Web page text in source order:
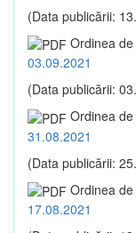
(Data publicării:
Ordinea
03.09.2021
(Data publicării:
Ordinea
31.08.2021
(Data publicării:
Ordinea
17.08.2021